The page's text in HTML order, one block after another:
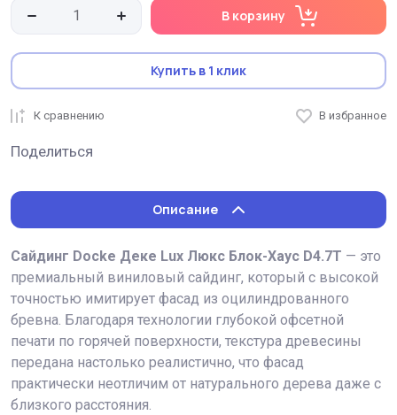
В корзину
Купить в 1 клик
К сравнению В избранное
Поделиться
Описание
Сайдинг Docke Деке Lux Люкс Блок-Хаус D4.7T — это
премиальный виниловый сайдинг, который с высокой
точностью имитирует фасад из оцилиндрованного
бревна. Благодаря технологии глубокой офсетной
печати по горячей поверхности, текстура древесины
передана настолько реалистично, что фасад
практически неотличим от натурального дерева даже с
близкого расстояния.